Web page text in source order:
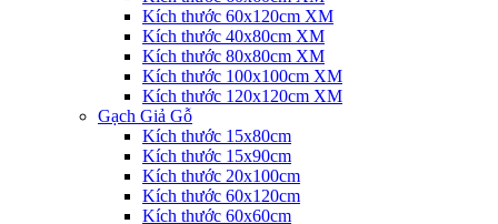
Kích thước 60x120cm XM
Kích thước 40x80cm XM
Kích thước 80x80cm XM
Kích thước 100x100cm XM
Kích thước 120x120cm XM
Gạch Giả Gỗ
Kích thước 15x80cm
Kích thước 15x90cm
Kích thước 20x100cm
Kích thước 60x120cm
Kích thước 60x60cm